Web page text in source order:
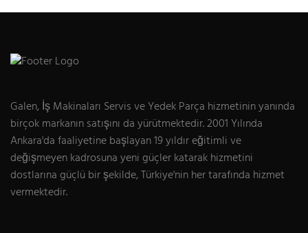
Galen, İş Makinaları Servis ve Yedek Parça hizmetinin yanında
birçok markanın satışını da yürütmektedir. 2001 Yılında
Ankara'da faaliyetine başlayan 19 yıldır eğitimli ve
değişmeyen kadrosuna yeni güçler katarak hizmetini
dostlarına güçlü bir şekilde, Türkiye'nin her tarafında hizmet
vermektedir.